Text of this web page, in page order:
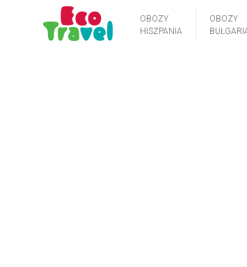
OBOZY
HISZPANIA
OBOZY